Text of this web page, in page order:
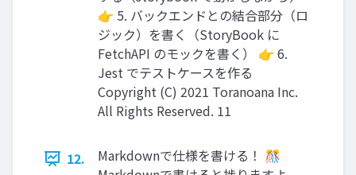
👉 5. バックエンドとの結合部分（ロ
ジック）を書く（StoryBook に
FetchAPI のモックを書く） 👉 6.
Jest でテストケースを作る
Copyright (C) 2021 Toranoana Inc.
All Rights Reserved. 11
12.
Markdownで仕様を書ける！ 🎊